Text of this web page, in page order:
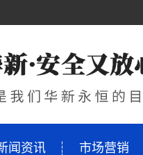
闻资讯 市场营销